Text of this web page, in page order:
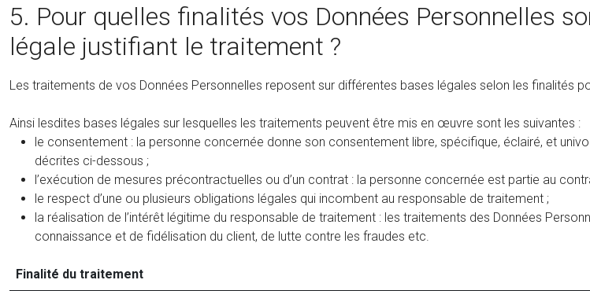
5. Pour quelles finalités vos Données Personnelles
légale justifiant le traitement ?
Les traitements de vos Données Personnelles reposent sur différentes bases légales selon les finalités
Ainsi lesdites bases légales sur lesquelles les traitements peuvent être mis en œuvre sont les suivantes :
le consentement : la personne concernée donne son consentement libre, spécifique, éclairé, et
décrites ci-dessous ;
l’exécution de mesures précontractuelles ou d’un contrat : la personne concernée est partie au
le respect d’une ou plusieurs obligations légales qui incombent au responsable de traitement ;
la réalisation de l’intérêt légitime du responsable de traitement : les traitements des Données
connaissance et de fidélisation du client, de lutte contre les fraudes etc.
Finalité du traitement